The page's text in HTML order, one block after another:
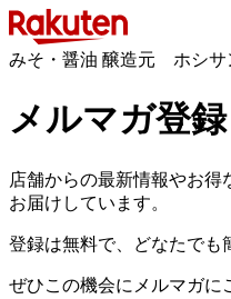
みそ・醤油 醸造元 ホシサ
メルマガ登
店舗からの最新情報やお得
お届けしています。
登録は無料で、どなたでも
ぜひこの機会にメルマガに